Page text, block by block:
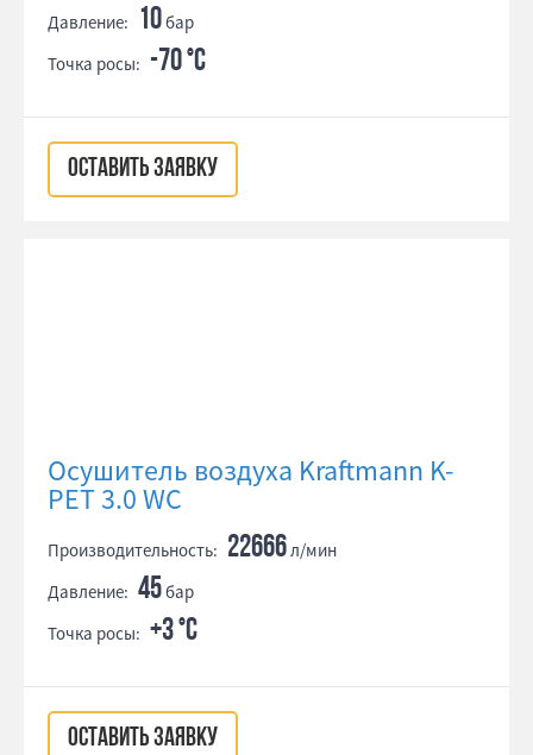
Давление: 10бар
Точка росы: -70 °С
ОСТАВИТЬ ЗАЯВКУ
Осушитель воздуха Kraftmann K-
PET 3.0 WC
Производительность: 22666л/мин
Давление: 45бар
Точка росы: +3 °С
ОСТАВИТЬ ЗАЯВКУ